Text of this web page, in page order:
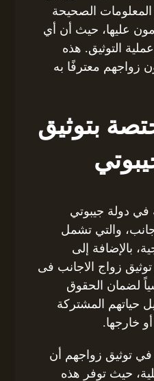
الصحيحة
عليها، حيث أن أي
التوثيق. هذه
زواجهم معترفًا به
بتوثيق
دولة جيبوتي
والتي تشمل
بالإضافة إلى
توثيق زواج الاجانب فى
لضمان الحقوق
حياتهم المشتركة
خارجها.
توثيق زواجهم أن
حيث توفر هذه